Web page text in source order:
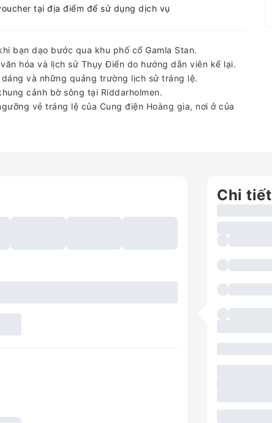
tại địa điểm để sử dụng dịch vụ
bạn dạo bước qua khu phố cổ Gamla Stan.
hóa và lịch sử Thụy Điển do hướng dẫn viên kể lại.
và những quảng trường lịch sử tráng lệ.
cảnh bờ sông tại Riddarholmen.
vẻ tráng lệ của Cung điện Hoàng gia, nơi ở của
Chi tiết